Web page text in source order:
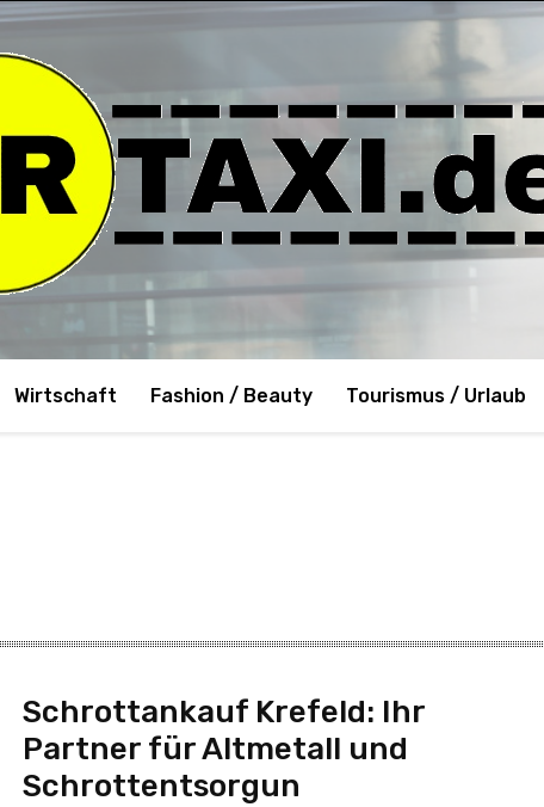
Wirtschaft Fashion / Beauty Tourismus / Urlaub
Schrottankauf Krefeld: Ihr
Partner für Altmetall und
Schrottentsorgun